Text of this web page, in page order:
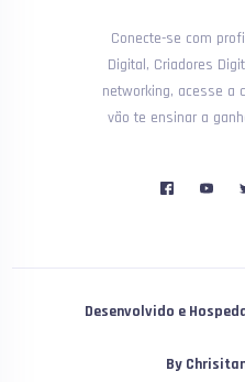
Conecte-se com
Digital, Criadores
networking, acesse a
vão te ensinar a
Desenvolvido e
By